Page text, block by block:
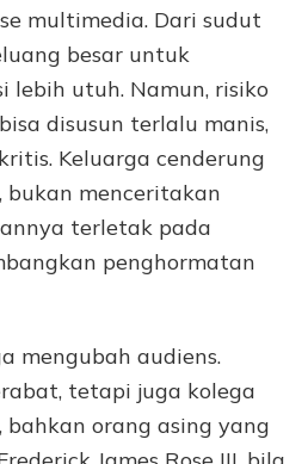
multimedia. Dari sudut
besar untuk
lebih utuh. Namun, risiko
disusun terlalu manis,
Keluarga cenderung
bukan menceritakan
terletak pada
penghormatan
mengubah audiens.
tetapi juga kolega
orang asing yang